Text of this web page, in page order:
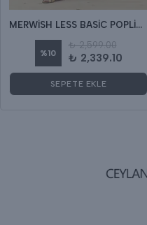
MERWİSH LESS BASİC POPLİN ELBİSE
%10
₺ 2,599.00
₺ 2,339.10
SEPETE EKLE